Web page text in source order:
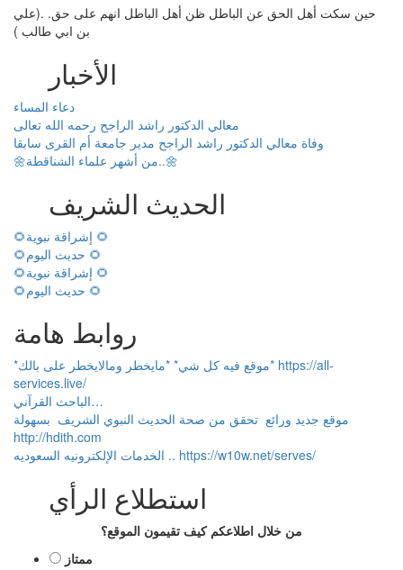
حين سكت أهل الحق عن الباطل ظن أهل الباطل انهم على حق. .(علي
بن ابي طالب )
الأخبار
دعاء المساء
معالي الدكتور راشد الراجح رحمه الله تعالى
وفاة معالي الدكتور راشد الراجح مدير جامعة أم القرى سابقا
🌼من أشهر علماء الشناقطة..🌼
الحديث الشريف
🌻إشراقة نبوية 🌻
🌻حديث اليوم 🌻
🌻إشراقة نبوية 🌻
🌻حديث اليوم 🌻
روابط هامة
*موقع فيه كل شي* *مايخطر ومالايخطر على بالك* https://all-
services.live/
الباحث القرآني…
موقع جديد ورائع تحقق من صحة الحديث النبوي الشريف بسهولة
http://hdith.com
الخدمات الإلكترونيه السعوديه .. https://w10w.net/serves/
استطلاع الرأي
من خلال اطلاعكم كيف تقيمون الموقع؟
ممتاز